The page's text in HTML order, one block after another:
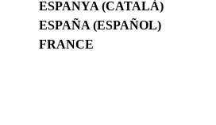
ESPANYA (CATALÀ)
ESPAÑA (ESPAÑOL)
FRANCE